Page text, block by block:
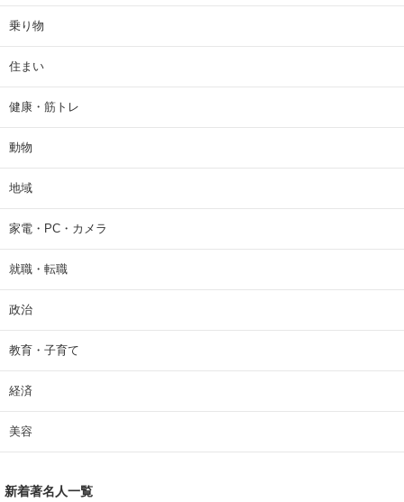
乗り物
住まい
健康・筋トレ
動物
地域
家電・PC・カメラ
就職・転職
政治
教育・子育て
経済
美容
新着著名人一覧